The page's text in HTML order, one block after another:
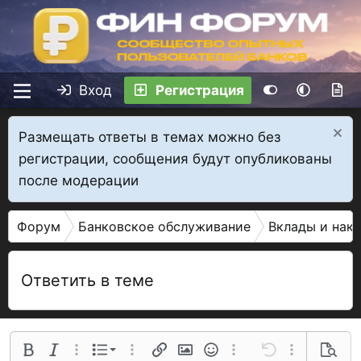
Вход Регистрация
Размещать ответы в темах можно без
регистрации, сообщения будут опубликованы
после модерации
Форум Банковское обслуживание Вклады и
Ответить в теме
Полужирный
КурсивДополнительные параметры...
Список
Нумерованный список
Дополнительные параметры...
СсылкаИзображение
СмайлыДополнительные
Отменить